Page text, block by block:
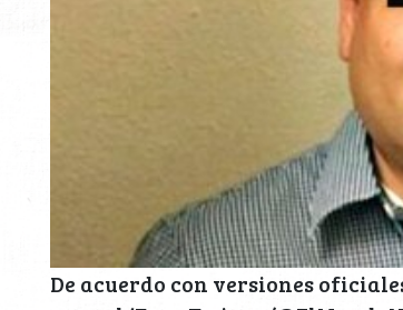
De acuerdo con versiones